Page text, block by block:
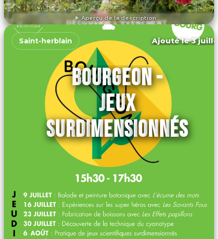
Aperçu de la description
DÉCOUVRIR L'ÉVÉNEMENT
Saint-herblain Ajouté le 3
BOURGEON -
JEUX
SURDIMENSIONNÉS